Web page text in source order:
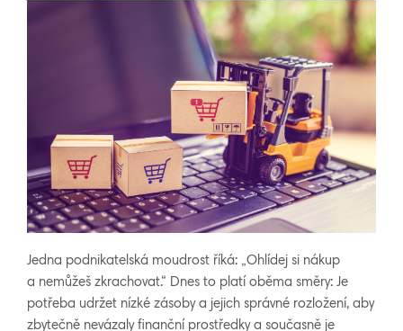
Jedna podnikatelská moudrost říká: „Ohlídej si nákup
a nemůžeš zkrachovat.“ Dnes to platí oběma směry: Je
potřeba udržet nízké zásoby a jejich správné rozložení, aby
zbytečně nevázaly finanční prostředky a současně je